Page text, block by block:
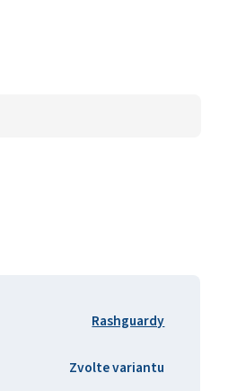
Rashguardy
Zvolte variantu